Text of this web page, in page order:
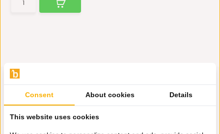
Hulp nodig?
Consent About cookies Details
This website uses cookies